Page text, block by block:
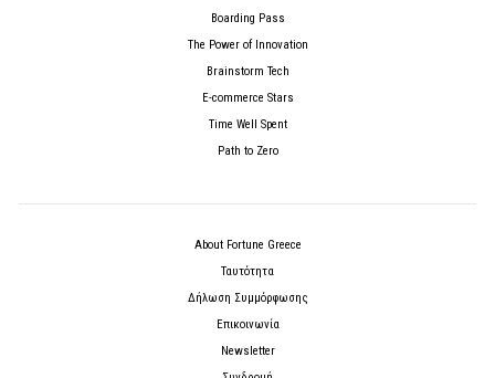
Boarding Pass
The Power of Innovation
Brainstorm Tech
E-commerce Stars
Time Well Spent
Path to Zero
About Fortune Greece
Ταυτότητα
Δήλωση Συμμόρφωσης
Επικοινωνία
Newsletter